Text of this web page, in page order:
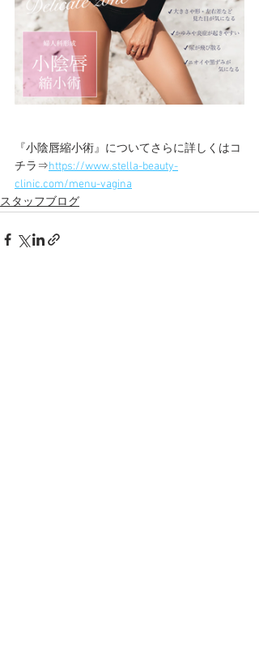
『小陰唇縮小術』についてさらに詳しくはコ
チラ⇒https://www.stella-beauty-
clinic.com/menu-vagina
スタッフブログ